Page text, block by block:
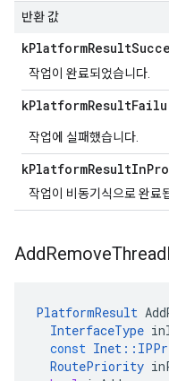
반환 값
kPlatformResult
작업이 완료되었습니다.
kPlatformResult
작업에 실패했습니다.
kPlatformResultIn
작업이 비동기식으로 완료
AddRemoveThread
PlatformResult
InterfaceType
const Inet ::
RoutePriority